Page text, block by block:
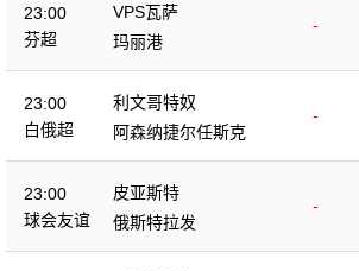
23:00
芬超
VPS瓦萨
-
玛丽港
23:00
白俄超
利文哥特奴
-
阿森纳捷尔任斯克
23:00
球会友谊
皮亚斯特
-
俄斯特拉发